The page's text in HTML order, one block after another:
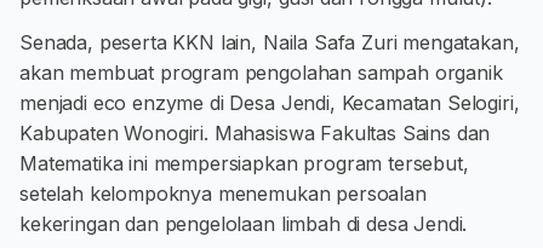
Senada, peserta KKN lain, Naila Safa Zuri mengatakan,
akan membuat program pengolahan sampah organik
menjadi eco enzyme di Desa Jendi, Kecamatan Selogiri,
Kabupaten Wonogiri. Mahasiswa Fakultas Sains dan
Matematika ini mempersiapkan program tersebut,
setelah kelompoknya menemukan persoalan
kekeringan dan pengelolaan limbah di desa Jendi.